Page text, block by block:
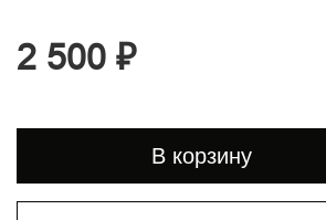
2 500 ₽
В корзину